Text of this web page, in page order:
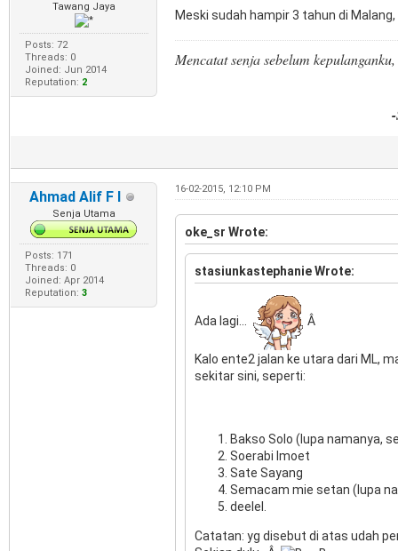
Tawang Jaya
Posts: 72
Threads: 0
Joined: Jun 2014
Reputation: 2
Meski sudah hampir 3 tahun di
Mencatat senja sebelum
Ahmad Alif F I
Senja Utama
Posts: 171
Threads: 0
Joined: Apr 2014
Reputation: 3
16-02-2015, 12:10 PM
oke_sr Wrote:
stasiunkastephanie Wrote:
Ada lagi... Â
Kalo ente2 jalan ke utara dari ML,
sekitar sini, seperti:
Bakso Solo (lupa namanya,
Soerabi Imoet
Sate Sayang
Semacam mie setan (lupa
deelel.
Catatan: yg disebut di atas udah